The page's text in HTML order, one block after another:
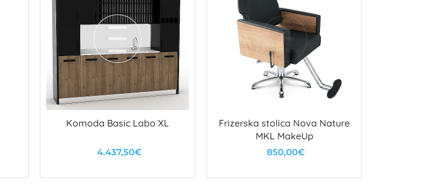
Komoda Basic Labo XL
4.437,50€
U košaricu
Frizerska stolica Nova Nature
MKL MakeUp
850,00€
U košaricu